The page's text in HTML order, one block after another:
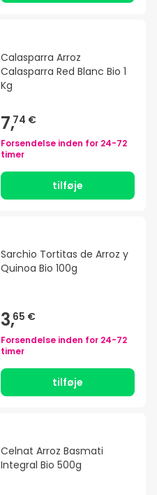
Calasparra Arroz
Calasparra Red Blanc Bio 1
Kg
7,74 €
Forsendelse inden for 24-72
timer
tilføje
Sarchio Tortitas de Arroz y
Quinoa Bio 100g
3,65 €
Forsendelse inden for 24-72
timer
tilføje
Celnat Arroz Basmati
Integral Bio 500g